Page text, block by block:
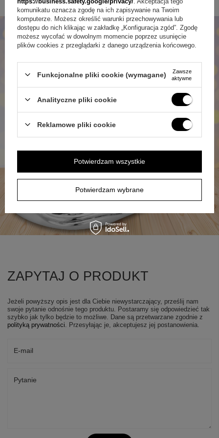
którego chętnie się wraca.
ZAPYTAJ O PRODUKT
Jeżeli powyższy opis jest dla Ciebie niewystarczający, prześlij nam
swoje pytanie odnośnie tego produktu. Postaramy się odpowiedzieć tak
szybko jak tylko będzie to możliwe. Dane są przetwarzane zgodnie z
polityką prywatności. Przesyłając je, akceptujesz jej postanowienia.
E-mail
Pytanie
komunikatu oznacza zgodę na ich zapisywanie na Twoim
komputerze. Możesz określić warunki przechowywania lub
dostępu do nich klikając w zakładkę „Konfiguracja zgód”. Zgodę
możesz wycofać w dowolnym momencie poprzez usunięcie
plików cookies z przeglądarki z danego urządzenia końcowego.
Funkcjonalne pliki cookie (wymagane)
Zawsze
aktywne
Analityczne pliki cookie
Reklamowe pliki cookie
Potwierdzam wybrane
Potwierdzam wszystkie